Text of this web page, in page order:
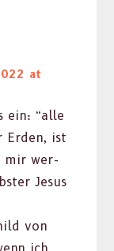
at
ein: “alle
Erden, ist
mir wer­
Jesus
von